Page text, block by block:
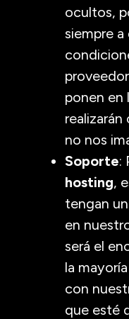
ocultos,
siempre
ponen en
no nos
Soporte:
hosting,
tengan
en
será el
la
con
que esté